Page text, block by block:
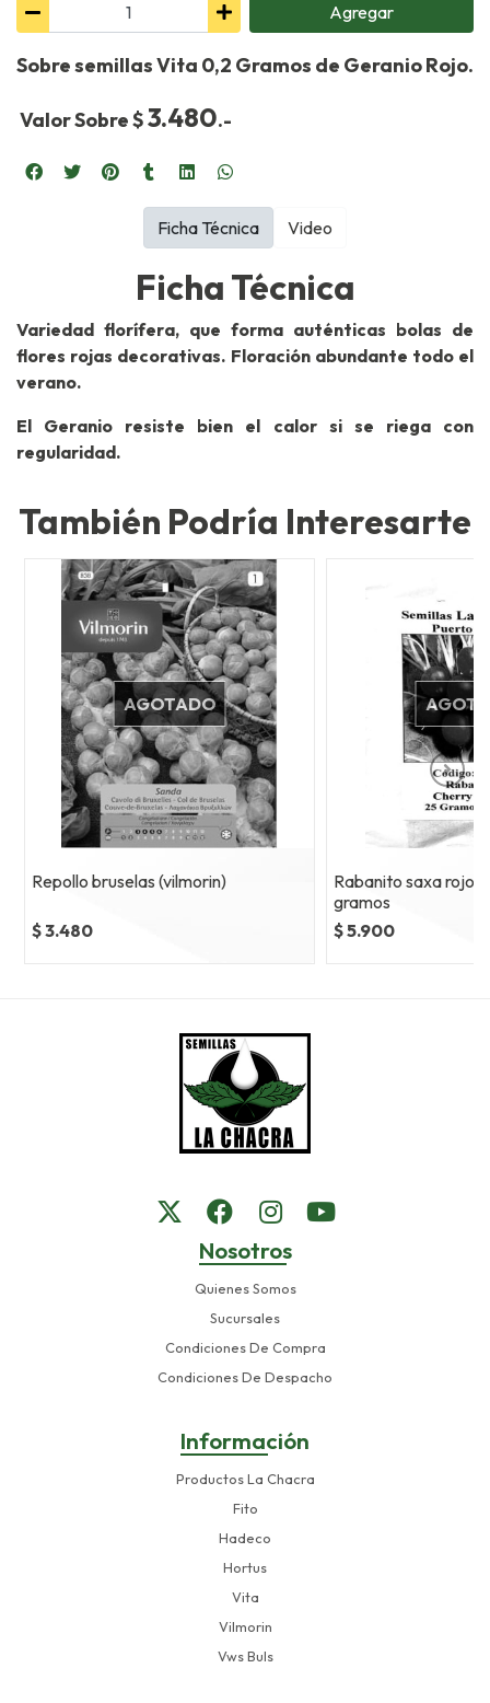
Agregar
Sobre semillas Vita 0,2 Gramos de Geranio Rojo.
Valor Sobre $3.480.-
Ficha Técnica
Variedad florífera, que forma auténticas bolas de
flores rojas decorativas. Floración abundante todo el
verano.
El Geranio resiste bien el calor si se riega con
regularidad.
Ficha Técnica Video
También Podría Interesarte
AGOTADO
Repollo bruselas (vilmorin)
$ 3.480
Rabanito saxa rojo
gramos
$ 5.900
Nosotros
Quienes Somos
Sucursales
Condiciones De Compra
Condiciones De Despacho
Información
Productos La Chacra
Fito
Hadeco
Hortus
Vita
Vilmorin
Vws Buls